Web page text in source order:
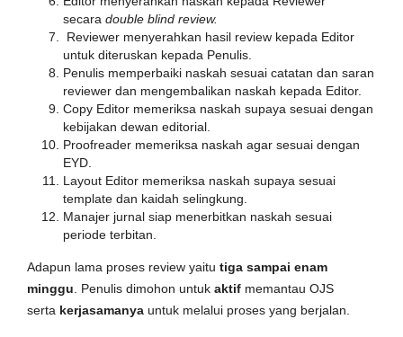
secara double blind review.
Reviewer menyerahkan hasil review kepada Editor
untuk diteruskan kepada Penulis.
Penulis memperbaiki naskah sesuai catatan dan saran
reviewer dan mengembalikan naskah kepada Editor.
Copy Editor memeriksa naskah supaya sesuai dengan
kebijakan dewan editorial.
Proofreader memeriksa naskah agar sesuai dengan
EYD.
Layout Editor memeriksa naskah supaya sesuai
template dan kaidah selingkung.
Manajer jurnal siap menerbitkan naskah sesuai
periode terbitan.
Adapun lama proses review yaitu tiga sampai enam
minggu. Penulis dimohon untuk aktif memantau OJS
serta kerjasamanya untuk melalui proses yang berjalan.